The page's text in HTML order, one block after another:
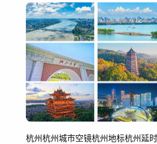
杭州杭州城市空镜杭州地标杭州延时